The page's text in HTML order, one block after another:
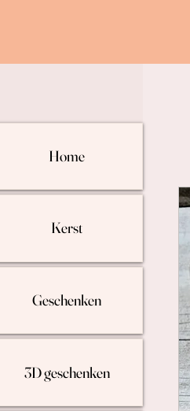
Home
Kerst
Geschenken
3D geschenken